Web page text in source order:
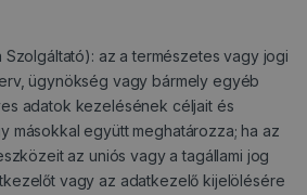
Szolgáltató): az a természetes vagy jogi
ügynökség vagy bármely egyéb
adatok kezelésének céljait és
másokkal együtt meghatározza; ha az
az uniós vagy a tagállami jog
vagy az adatkezelő kijelölésére